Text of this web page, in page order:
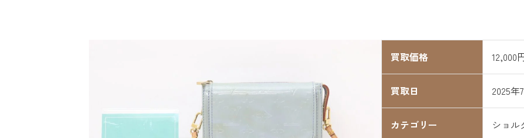
買取価格 12,000
買取日 2025年
カテゴリー ショル